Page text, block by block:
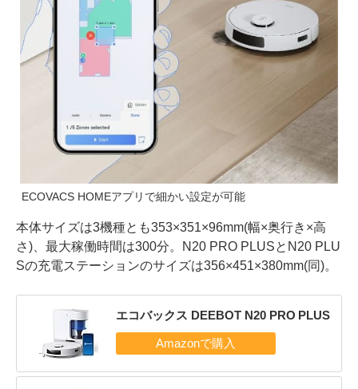
ECOVACS HOMEアプリで細かい設定が可能
本体サイズは3機種とも353×351×96mm(幅×奥行き×高
さ)、最大稼働時間は300分。N20 PRO PLUSとN20 PLU
Sの充電ステーションのサイズは356×451×380mm(同)。
エコバックス DEEBOT N20 PRO PLUS